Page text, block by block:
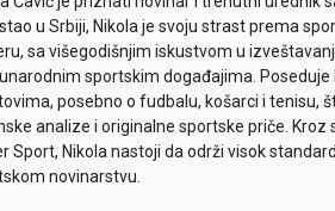
u Srbiji, Nikola je svoju strast prema
sa višegodišnjim iskustvom u
sportskim događajima.
posebno o fudbalu, košarci i tenisu,
analize i originalne sportske priče. Kroz
Sport, Nikola nastoji da održi visok
novinarstvu.